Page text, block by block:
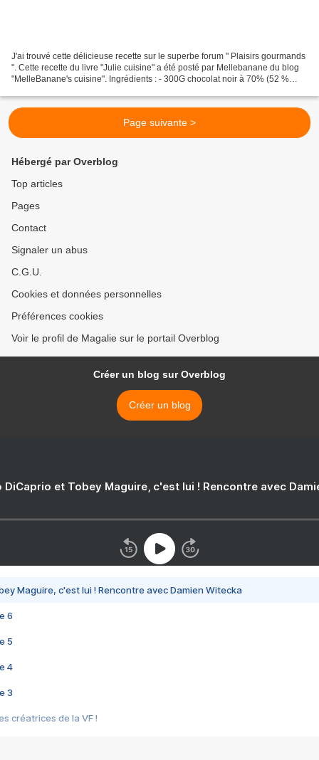
J'ai trouvé cette délicieuse recette sur le superbe forum " Plaisirs gourmands
". Cette recette du livre "Julie cuisine" a été posté par Mellebanane du blog
"MelleBanane's cuisine". Ingrédients : - 300G chocolat noir à 70% (52 %
Page suivante >
Hébergé par Overblog
Top articles
Pages
Contact
Signaler un abus
C.G.U.
Cookies et données personnelles
Préférences cookies
Voir le profil de Magalie sur le portail Overblog
Créer un blog sur Overblog
Créer un blog
DiCaprio et Tobey Maguire, c'est lui ! Rencontre avec
Maguire, c'est lui ! Rencontre avec Damien Witecka
6
5
4
3
créatrices de la VF !